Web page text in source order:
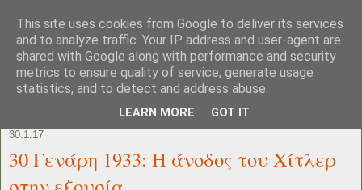
30.1.17
30 Γενάρη 1933: Η άνοδος του Χίτλερ
This site uses cookies from Google to deliver its services
and to analyze traffic. Your IP address and user-agent are
shared with Google along with performance and security
metrics to ensure quality of service, generate usage
statistics, and to detect and address abuse.
LEARN MORE GOT IT